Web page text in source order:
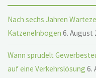
Nach sechs Jahren
Katzenelnbogen 6. August
Wann sprudelt
auf eine Verkehrslösung 6.